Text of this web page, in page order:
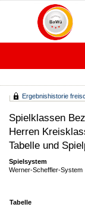
Ergebnishistorie
Spielklassen
Herren
Tabelle und
Spielsystem
Werner-Scheffler-System
Tabelle